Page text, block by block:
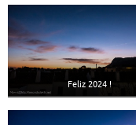
Feliz 2024 !